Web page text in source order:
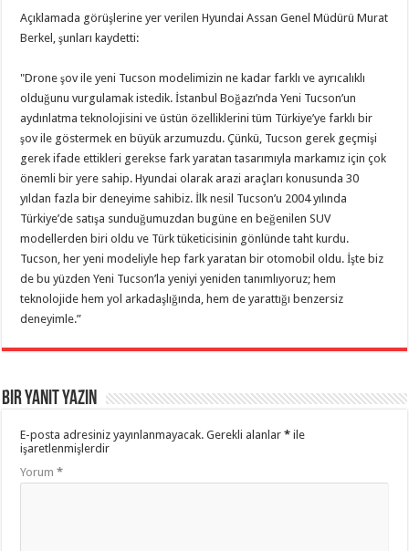
Açıklamada görüşlerine yer verilen Hyundai Assan Genel Müdürü Murat
Berkel, şunları kaydetti:
"Drone şov ile yeni Tucson modelimizin ne kadar farklı ve ayrıcalıklı
olduğunu vurgulamak istedik. İstanbul Boğazı’nda Yeni Tucson’un
aydınlatma teknolojisini ve üstün özelliklerini tüm Türkiye’ye farklı bir
şov ile göstermek en büyük arzumuzdu. Çünkü, Tucson gerek geçmişi
gerek ifade ettikleri gerekse fark yaratan tasarımıyla markamız için çok
önemli bir yere sahip. Hyundai olarak arazi araçları konusunda 30
yıldan fazla bir deneyime sahibiz. İlk nesil Tucson’u 2004 yılında
Türkiye’de satışa sunduğumuzdan bugüne en beğenilen SUV
modellerden biri oldu ve Türk tüketicisinin gönlünde taht kurdu.
Tucson, her yeni modeliyle hep fark yaratan bir otomobil oldu. İşte biz
de bu yüzden Yeni Tucson’la yeniyi yeniden tanımlıyoruz; hem
teknolojide hem yol arkadaşlığında, hem de yarattığı benzersiz
deneyimle.”
Bir yanıt yazın
E-posta adresiniz yayınlanmayacak. Gerekli alanlar* ile
işaretlenmişlerdir
Yorum*